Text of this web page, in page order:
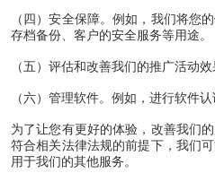
（四）安全保障。例如，我们将您
存档备份、客户的安全服务等用途。
（五）评估和改善我们的推广活动效
（六）管理软件。例如，进行软件
为了让您有更好的体验，改善我们
符合相关法律法规的前提下，我们
用于我们的其他服务。